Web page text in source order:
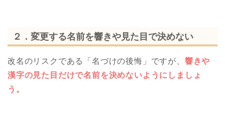
２．変更する名前を響きや見た目で決めない
改名のリスクである「名づけの後悔」ですが、 響きや
漢字の見た目だけで名前を決めないようにしましょ
う。